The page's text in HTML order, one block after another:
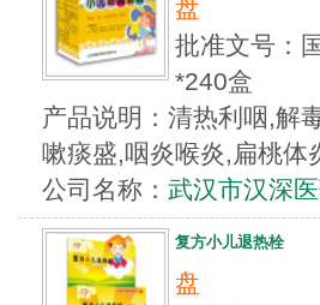
盘
批准文号：
*240盒
产品说明：清热利咽,解
嗽痰盛,咽炎喉炎,扁桃体
公司名称： 武汉市汉深
复方小儿退热栓
盘